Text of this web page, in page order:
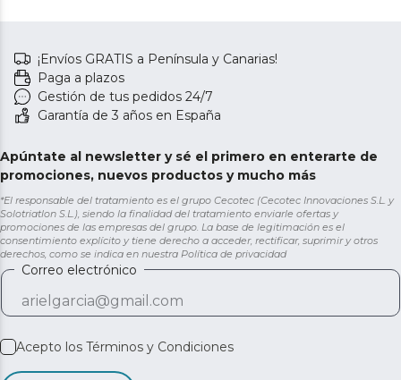
¡Envíos GRATIS a Península y Canarias!
Paga a plazos
Gestión de tus pedidos 24/7
Garantía de 3 años en España
Apúntate al newsletter y sé el primero en enterarte de
promociones, nuevos productos y mucho más
*El responsable del tratamiento es el grupo Cecotec (Cecotec Innovaciones S.L. y
Solotriatlon S.L.), siendo la finalidad del tratamiento enviarle ofertas y
promociones de las empresas del grupo. La base de legitimación es el
consentimiento explícito y tiene derecho a acceder, rectificar, suprimir y otros
derechos, como se indica en nuestra Política de privacidad
Correo electrónico
Acepto los Términos y Condiciones